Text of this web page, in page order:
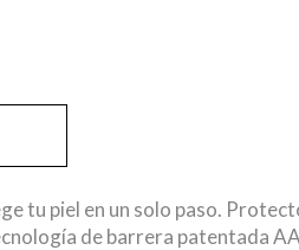
tu piel en un solo paso.
de barrera patentada